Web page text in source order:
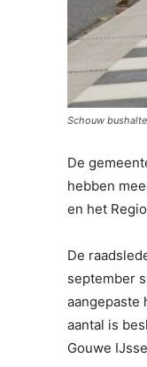
Schouw
De
hebben
en het
De
september
aangepaste
aantal is
Gouwe